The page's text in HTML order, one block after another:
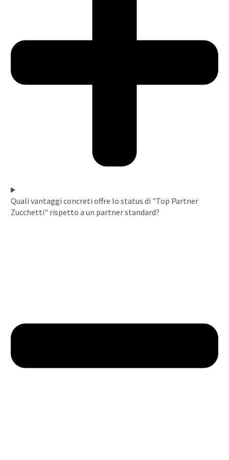
Quali vantaggi concreti offre lo status di "Top Partner
Zucchetti" rispetto a un partner standard?